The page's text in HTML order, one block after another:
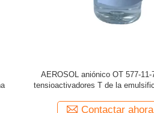
CAS 25265-77-4 agentes ácidos,
isobutíricos Texanol In
Contactar ahora